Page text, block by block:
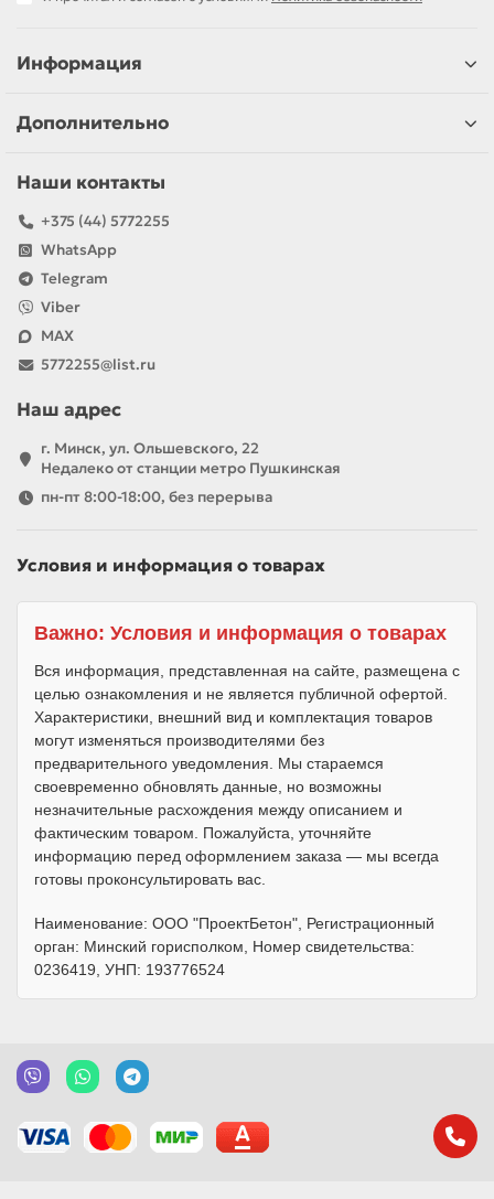
Информация
Дополнительно
Наши контакты
+375 (44) 5772255
WhatsApp
Telegram
Viber
MAX
5772255@list.ru
Наш адрес
г. Минск, ул. Ольшевского, 22
Недалеко от станции метро Пушкинская
пн-пт 8:00-18:00, без перерыва
Условия и информация о товарах
Важно: Условия и информация о товарах
Вся информация, представленная на сайте, размещена с
целью ознакомления и не является публичной офертой.
Характеристики, внешний вид и комплектация товаров
могут изменяться производителями без
предварительного уведомления. Мы стараемся
своевременно обновлять данные, но возможны
незначительные расхождения между описанием и
фактическим товаром. Пожалуйста, уточняйте
информацию перед оформлением заказа — мы всегда
готовы проконсультировать вас.
Наименование: ООО "ПроектБетон", Регистрационный
орган: Минский горисполком, Номер свидетельства:
0236419, УНП: 193776524